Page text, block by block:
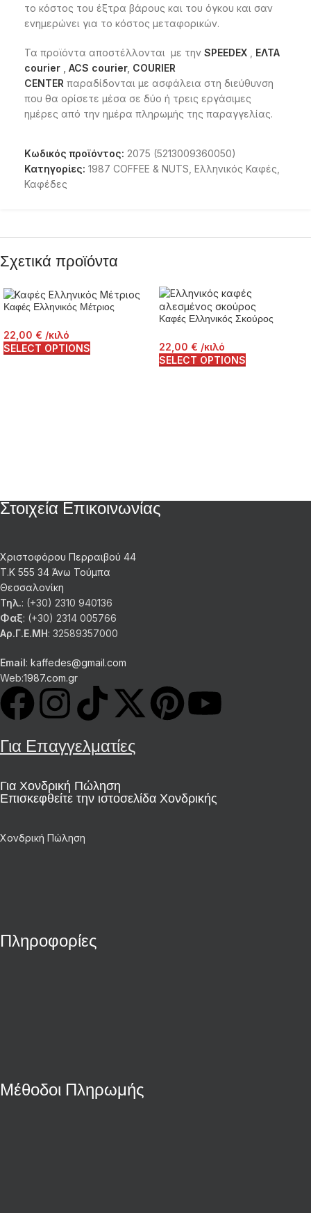
το κόστος του έξτρα βάρους και του όγκου και σαν
ενημερώνει για το κόστος μεταφορικών.
Τα προϊόντα αποστέλλονται με την SPEEDEX
ΕΛΤΑ
courier
ACS courier, COURIER
CENTER παραδίδονται με ασφάλεια στη διεύθυνση
που θα ορίσετε μέσα σε δύο ή τρεις εργάσιμες
ημέρες από την ημέρα πληρωμής της παραγγελίας.
Κωδικός προϊόντος: 2075 (5213009360050)
Κατηγορίες: 1987 COFFEE & NUTS Ελληνικός Καφές
Καφέδες
Σχετικά προϊόντα
Καφές Ελληνικός Μέτριος
22,00 € /κιλό
SELECT OPTIONS
Καφές Ελληνικός Σκούρος
22,00 € /κιλό
SELECT OPTIONS
Στοιχεία Επικοινωνίας
Χριστοφόρου Περραιβού 44
Τ.Κ 555 34 Άνω Τούμπα
Θεσσαλονίκη
Τηλ.: (+30) 2310 940136
Φαξ: (+30) 2314 005766
Αρ.Γ.Ε.ΜΗ: 32589357000
Email: kaffedes@gmail.com
Web:1987.com.gr
Για Επαγγελματίες
Για Χονδρική Πώληση
Επισκεφθείτε την ιστοσελίδα Χονδρικής
Χονδρική Πώληση
Πληροφορίες
Μέθοδοι Πληρωμής